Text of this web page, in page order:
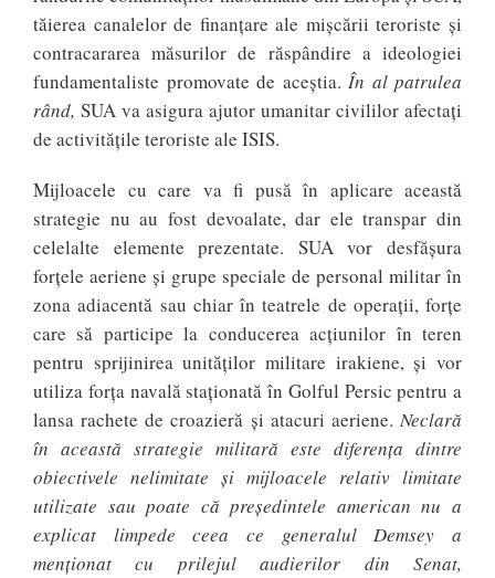
tăierea canalelor de finanțare ale mișcării teroriste și
contracararea măsurilor de răspândire a ideologiei
fundamentaliste promovate de aceștia. În al patrulea
rând, SUA va asigura ajutor umanitar civililor afectați
de activitățile teroriste ale ISIS.
Mijloacele cu care va fi pusă în aplicare această
strategie nu au fost devoalate, dar ele transpar din
celelalte elemente prezentate. SUA vor desfășura
forțele aeriene și grupe speciale de personal militar în
zona adiacentă sau chiar în teatrele de operații, forțe
care să participe la conducerea acțiunilor în teren
pentru sprijinirea unităților militare irakiene, și vor
utiliza forța navală staționată în Golful Persic pentru a
lansa rachete de croazieră și atacuri aeriene. Neclară
în această strategie militară este diferența dintre
obiectivele nelimitate și mijloacele relativ limitate
utilizate sau poate că președintele american nu a
explicat limpede ceea ce generalul Demsey a
menționat cu prilejul audierilor din Senat,